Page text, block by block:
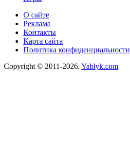
О сайте
Реклама
Контакты
Карта сайта
Политика конфиденциальности
Copyright © 2011-2026. Yablyk.сom